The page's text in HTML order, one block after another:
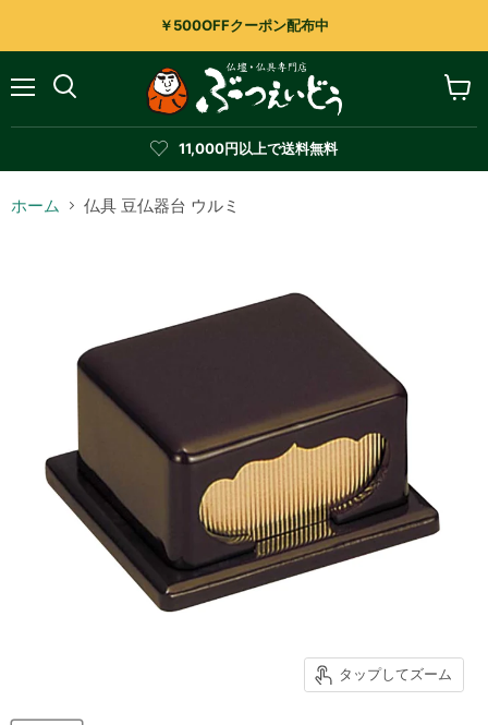
￥500OFFクーポン配布中
索
11,000円以上で送料無料
ー
見
ホーム 仏具 豆仏器台 ウルミ
タップしてズーム